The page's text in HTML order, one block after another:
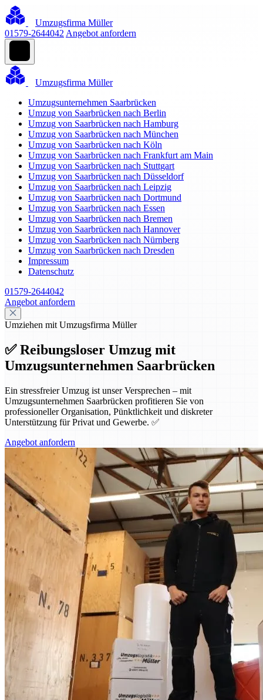
Umzugsfirma Müller
01579-2644042 Angebot anfordern
Umzugsfirma Müller
Umzugsunternehmen Saarbrücken
Umzug von Saarbrücken nach Berlin
Umzug von Saarbrücken nach Hamburg
Umzug von Saarbrücken nach München
Umzug von Saarbrücken nach Köln
Umzug von Saarbrücken nach Frankfurt am Main
Umzug von Saarbrücken nach Stuttgart
Umzug von Saarbrücken nach Düsseldorf
Umzug von Saarbrücken nach Leipzig
Umzug von Saarbrücken nach Dortmund
Umzug von Saarbrücken nach Essen
Umzug von Saarbrücken nach Bremen
Umzug von Saarbrücken nach Hannover
Umzug von Saarbrücken nach Nürnberg
Umzug von Saarbrücken nach Dresden
Impressum
Datenschutz
01579-2644042
Angebot anfordern
Umziehen mit Umzugsfirma Müller
✅ Reibungsloser Umzug mit
Umzugsunternehmen Saarbrücken
Ein stressfreier Umzug ist unser Versprechen – mit
Umzugsunternehmen Saarbrücken profitieren Sie von
professioneller Organisation, Pünktlichkeit und diskreter
Unterstützung für Privat und Gewerbe. ✅
Angebot anfordern